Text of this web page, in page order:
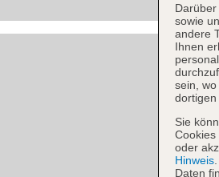
sowie
andere
Ihnen
sein,
dortigen
Sie
Cookies
oder
Hinweis
Daten